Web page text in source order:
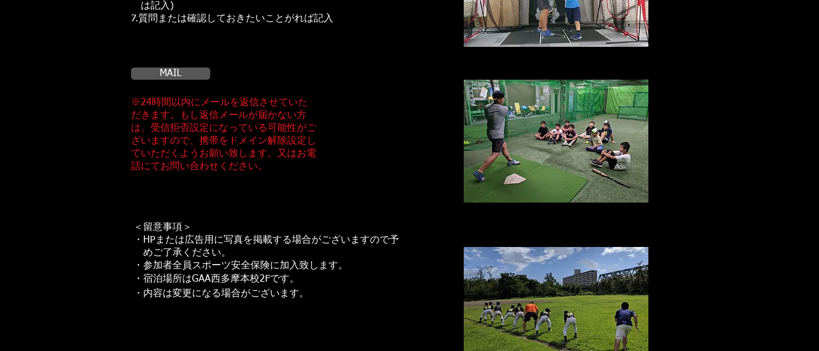
は記入)
​7.質問または確認しておきたいことがれば記入
MAIL
※24時間以内にメールを返信させていた
だきます。もし返信メールが届かない方
は、受信拒否設定になっている可能性がご
ざいますので、携帯をドメイン解除設定し
ていただくようお願い致します。又はお電
話にてお問い合わせください。
＜留意事項＞
・HPまたは広告用に写真を掲載する場合がございますので予
めご了承ください。
・参加者全員スポーツ安全保険に加入致します。
・宿泊場所はGAA西多摩本校2Fです。
・内容は変更になる場合がございます。